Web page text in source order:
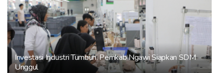
Investasi Industri Tumbuh, Pemkab Ngawi Siapkan SDM
Unggul